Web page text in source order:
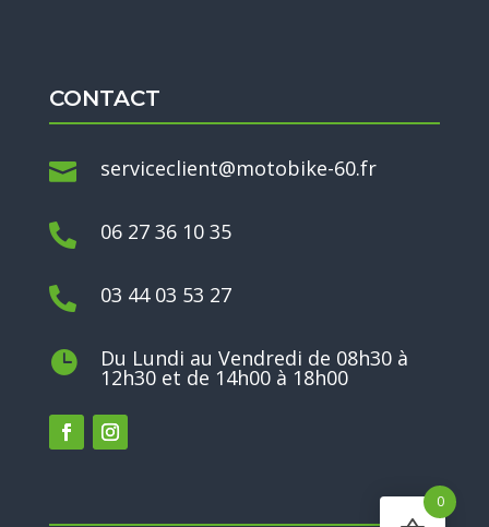
CONTACT
 serviceclient@motobike-60.fr
 06 27 36 10 35
 03 44 03 53 27
 Du Lundi au Vendredi de 08h30 à
12h30 et de 14h00 à 18h00
0